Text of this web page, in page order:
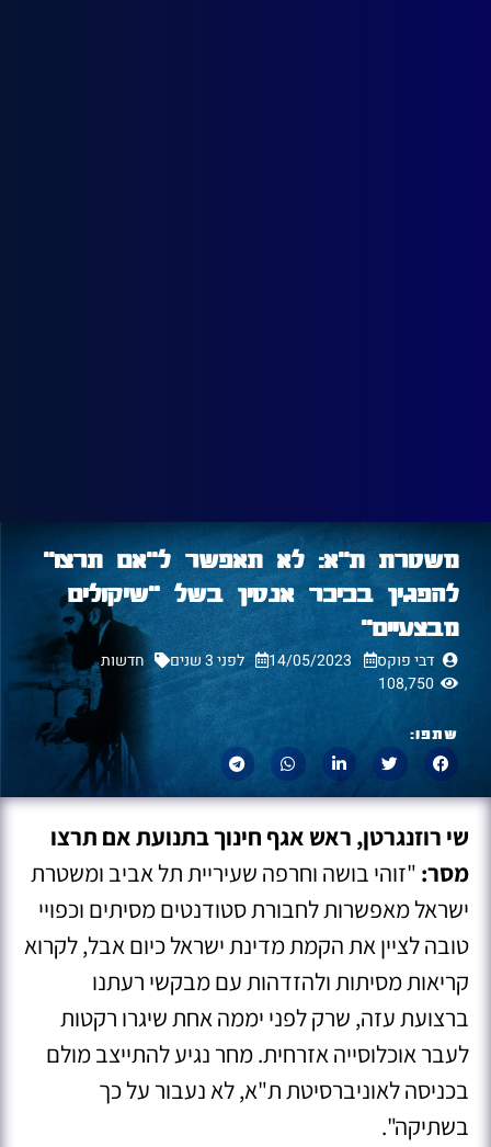
משטרת ת"א: לא תאפשר ל"אם תרצו"
להפגין בכיכר אנטין בשל "שיקולים
מבצעיים"
דבי פוקס 14/05/2023 לפני 3 שנים
חדשות
108,750
שתפו:
שי רוזנגרטן, ראש אגף חינוך בתנועת אם תרצו
מסר: "זוהי בושה וחרפה שעיריית תל אביב ומשטרת
ישראל מאפשרות לחבורת סטודנטים מסיתים וכפויי
טובה לציין את הקמת מדינת ישראל כיום אבל, לקרוא
קריאות מסיתות ולהזדהות עם מבקשי רעתנו
ברצועת עזה, שרק לפני יממה אחת שיגרו רקטות
לעבר אוכלוסייה אזרחית. מחר נגיע להתייצב מולם
בכניסה לאוניברסיטת ת"א, לא נעבור על כך
בשתיקה".